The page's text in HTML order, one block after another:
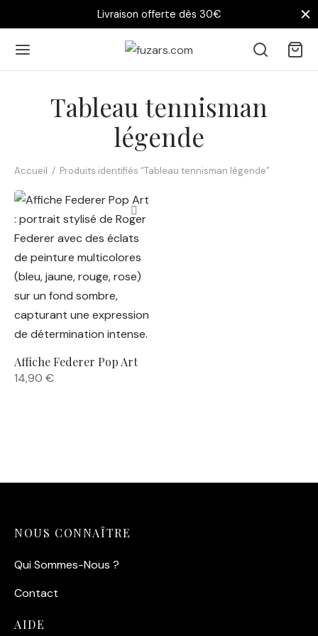
Livraison offerte dès 30€
Tableau tennisman
légende
Accueil / Produits identifiés “Tableau tennisman légende”
Affiche Federer Pop Art
14,90 €
NOUS CONNAÎTRE
Qui Sommes-Nous ?
Contact
AIDE